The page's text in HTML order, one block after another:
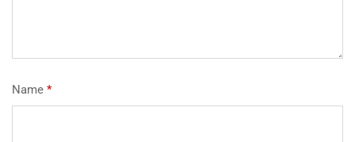
Name *